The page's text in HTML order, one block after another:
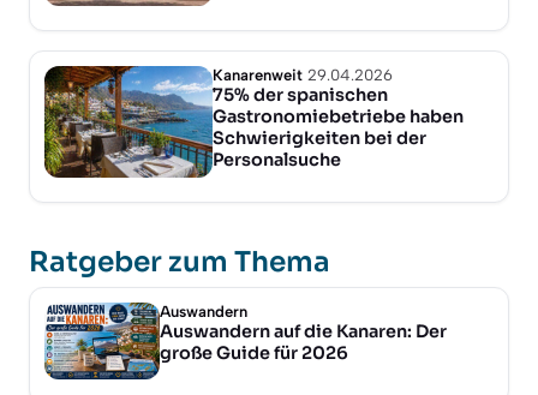
Kanarenweit 29.04.2026
75% der spanischen
Gastronomiebetriebe haben
Schwierigkeiten bei der
Personalsuche
Ratgeber zum Thema
Auswandern
Auswandern auf die Kanaren: Der
große Guide für 2026